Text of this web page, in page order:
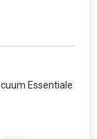
Essentiale